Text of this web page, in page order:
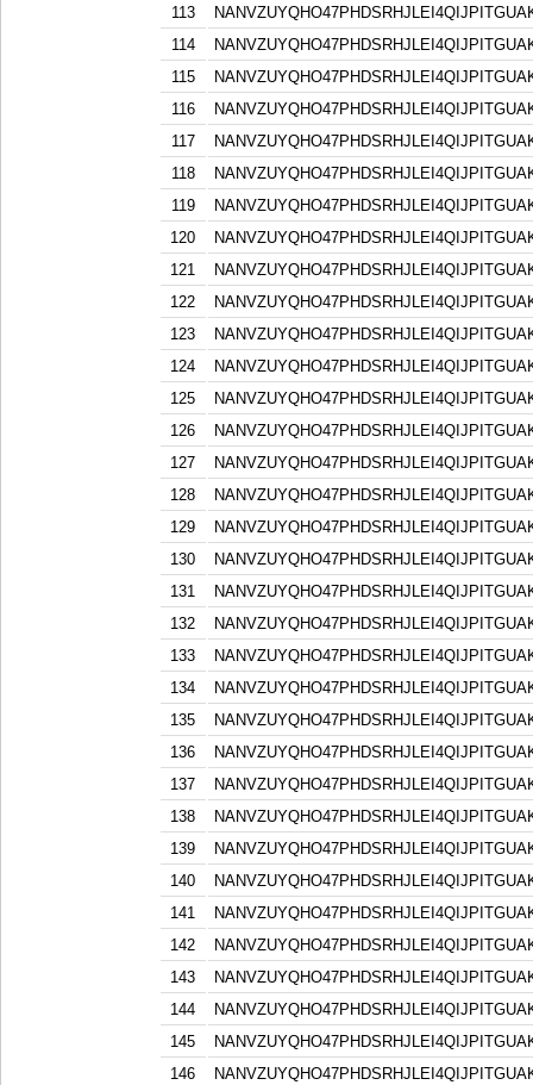
113
114
115
116
117
118
119
120
121
122
123
124
125
126
127
128
129
130
131
132
133
134
135
136
137
138
139
140
141
142
143
144
145
146